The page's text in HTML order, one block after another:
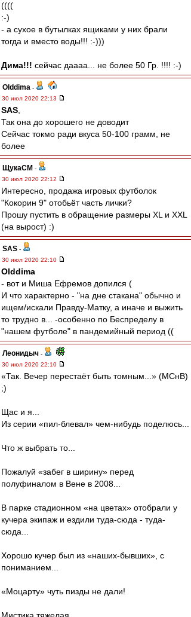
((((
:-)
- а сухое в бутылках ящиками у них брали
тогда и вместо воды!!! :-)))
Дима!!! сейчас даааа... не более 50 Гр. !!!! :-)
Olddima -
30 июл 2020 22:13
SAS
Так она до хорошего не доводит
Сейчас токмо ради вкуса 50-100 грамм, не
более
ЩукаСМ -
30 июл 2020 22:12
Интересно, продажа игровых футболок
"Кокорин 9" отобьёт часть лички?
Прошу пустить в обращение размеры XL и XXL
(на вырост) :)
SAS -
30 июл 2020 22:10
Olddima
- вот и Миша Ефремов допился (
И что характерно - "на дне стакана" обычно и
ищем/искали Правду-Матку, а иначе и выжить
то трудно в... -особенно по Беспределу в
"нашем футболе" в пандемийный период ((
Леонидыч -
30 июл 2020 22:10
«Так. Вечер перестаёт быть томным...» (МСнВ)
;)
Щас и я...
Из серии «пил-блевал» чем-нибудь поделюсь...
Что ж выбрать то...
Пожалуй «забег в ширину» перед
полуфиналом в Вене в 2008...
В парке стадионном «на цветах» отобрали у
кучера экипаж и ездили туда-сюда - туда-
сюда...
Хорошо кучер был из «наших-бывших», с
пониманием...
«Моцарту» чуть пизды не дали!